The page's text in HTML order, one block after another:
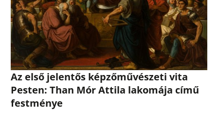
Az első jelentős képzőművészeti vita
Pesten: Than Mór Attila lakomája című
festménye